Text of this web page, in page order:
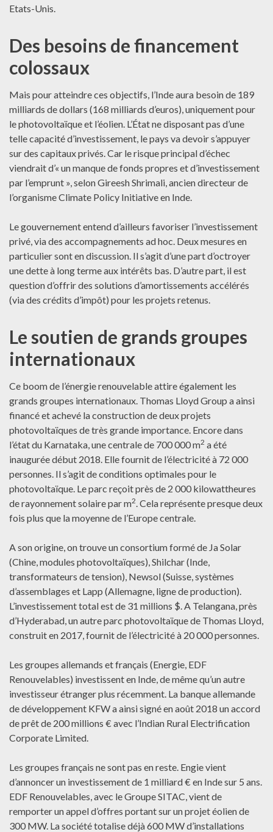
Etats-Unis.
Des besoins de financement
colossaux
Mais pour atteindre ces objectifs, l’Inde aura besoin de 189
milliards de dollars (168 milliards d’euros), uniquement pour
le photovoltaïque et l’éolien. L’État ne disposant pas d’une
telle capacité d’investissement, le pays va devoir s’appuyer
sur des capitaux privés. Car le risque principal d’échec
viendrait d’« un manque de fonds propres et d’investissement
par l’emprunt », selon Gireesh Shrimali, ancien directeur de
l’organisme Climate Policy Initiative en Inde.
Le gouvernement entend d’ailleurs favoriser l’investissement
privé, via des accompagnements ad hoc. Deux mesures en
particulier sont en discussion. Il s’agit d’une part d’octroyer
une dette à long terme aux intérêts bas. D’autre part, il est
question d’offrir des solutions d’amortissements accélérés
(via des crédits d’impôt) pour les projets retenus.
Le soutien de grands groupes
internationaux
Ce boom de l’énergie renouvelable attire également les
grands groupes internationaux. Thomas Lloyd Group a ainsi
financé et achevé la construction de deux projets
photovoltaïques de très grande importance. Encore dans
l’état du Karnataka, une centrale de 700 000 m2 a été
inaugurée début 2018. Elle fournit de l’électricité à 72 000
personnes. Il s’agit de conditions optimales pour le
photovoltaïque. Le parc reçoit près de 2 000 kilowattheures
de rayonnement solaire par m2. Cela représente presque deux
fois plus que la moyenne de l’Europe centrale.
A son origine, on trouve un consortium formé de Ja Solar
(Chine, modules photovoltaïques), Shilchar (Inde,
transformateurs de tension), Newsol (Suisse, systèmes
d’assemblages et Lapp (Allemagne, ligne de production).
L’investissement total est de 31 millions $. A Telangana, près
d’Hyderabad, un autre parc photovoltaïque de Thomas Lloyd,
construit en 2017, fournit de l’électricité à 20 000 personnes.
Les groupes allemands et français (Energie, EDF
Renouvelables) investissent en Inde, de même qu’un autre
investisseur étranger plus récemment. La banque allemande
de développement KFW a ainsi signé en août 2018 un accord
de prêt de 200 millions € avec l’Indian Rural Electrification
Corporate Limited.
Les groupes français ne sont pas en reste. Engie vient
d’annoncer un investissement de 1 milliard € en Inde sur 5 ans.
EDF Renouvelables, avec le Groupe SITAC, vient de
remporter un appel d’offres portant sur un projet éolien de
300 MW. La société totalise déjà 600 MW d’installations